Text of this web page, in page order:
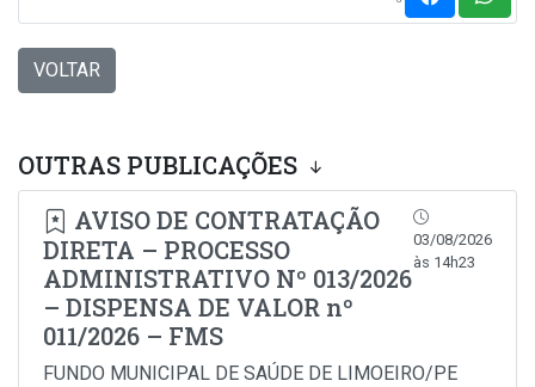
VOLTAR
OUTRAS PUBLICAÇÕES
AVISO DE CONTRATAÇÃO
DIRETA – PROCESSO
ADMINISTRATIVO Nº 013/2026
– DISPENSA DE VALOR nº
011/2026 – FMS
03/08/2026
às 14h23
FUNDO MUNICIPAL DE SAÚDE DE LIMOEIRO/PE